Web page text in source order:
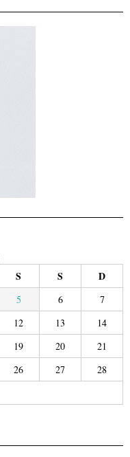
S S D
5 6
7
12 13
14
19 20
21
26 27
28